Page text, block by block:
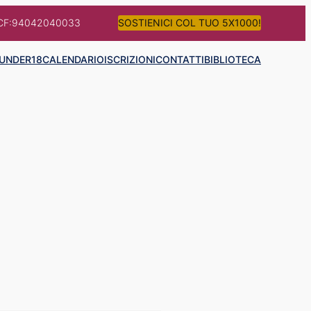
SOSTIENICI COL TUO 5X1000!
UNDER18CALENDARIOISCRIZIONICONTATTIBIBLIOTECA